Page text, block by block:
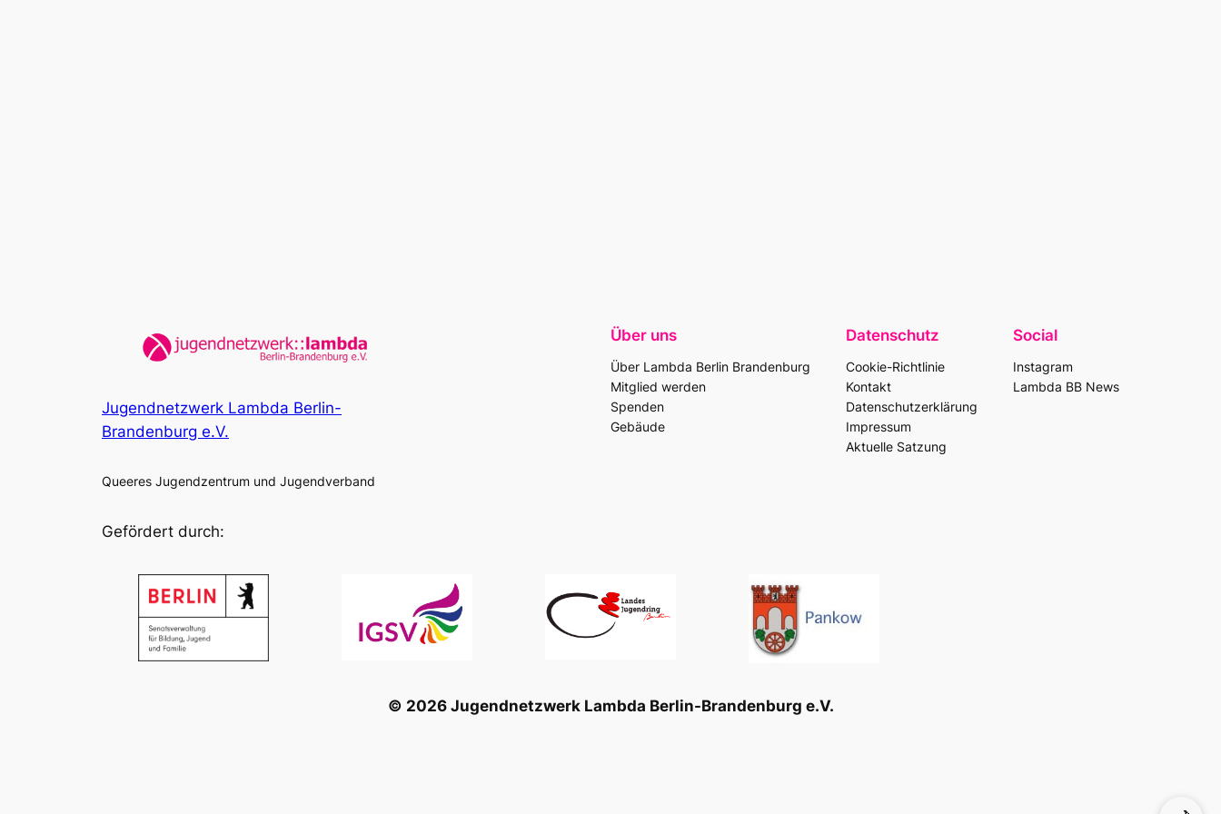
Jugendnetzwerk Lambda Berlin-
Brandenburg e.V.
Queeres Jugendzentrum und Jugendverband
Über uns
Über Lambda Berlin Brandenburg
Mitglied werden
Spenden
Gebäude
Datenschutz
Cookie-Richtlinie
Kontakt
Datenschutzerklärung
Impressum
Aktuelle Satzung
Social
Instagram
Lambda BB News
Gefördert durch:
© 2026 Jugendnetzwerk Lambda Berlin-Brandenburg e.V.